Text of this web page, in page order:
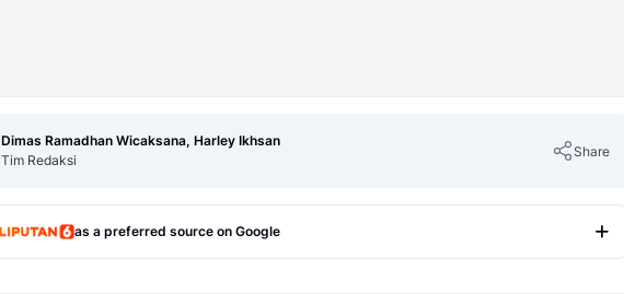
Dimas Ramadhan Wicaksana, Harley Ikhsan
Tim Redaksi
Share
as a preferred source on Google